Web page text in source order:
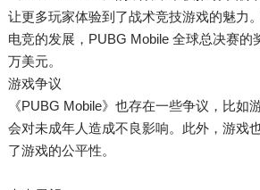
让更多玩家体验到了战术竞技游戏的魅力
电竞的发展，PUBG Mobile 全球总决赛的
万美元。
游戏争议
《PUBG Mobile》也存在一些争议，比如
会对未成年人造成不良影响。此外，游戏
了游戏的公平性。